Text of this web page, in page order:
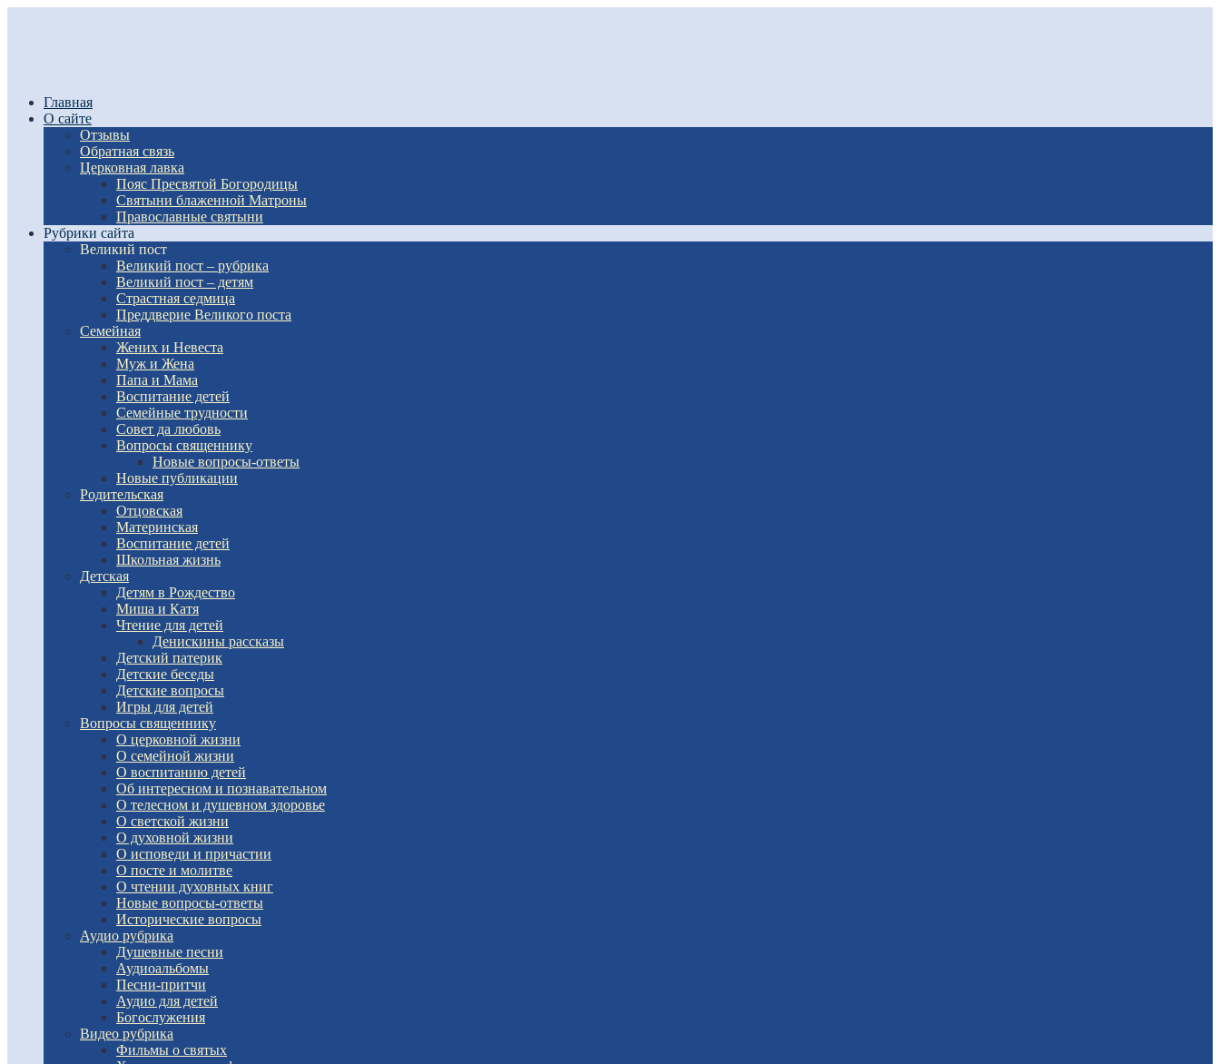
Главная
О сайте
Отзывы
Обратная связь
Церковная лавка
Пояс Пресвятой Богородицы
Святыни блаженной Матроны
Православные святыни
Рубрики сайта
Великий пост
Великий пост – рубрика
Великий пост – детям
Страстная седмица
Преддверие Великого поста
Семейная
Жених и Невеста
Муж и Жена
Папа и Мама
Воспитание детей
Семейные трудности
Совет да любовь
Вопросы священнику
Новые вопросы-ответы
Новые публикации
Родительская
Отцовская
Материнская
Воспитание детей
Школьная жизнь
Детская
Детям в Рождество
Миша и Катя
Чтение для детей
Денискины рассказы
Детский патерик
Детские беседы
Детские вопросы
Игры для детей
Вопросы священнику
О церковной жизни
О семейной жизни
О воспитанию детей
Об интересном и познавательном
О телесном и душевном здоровье
О светской жизни
О духовной жизни
О исповеди и причастии
О посте и молитве
О чтении духовных книг
Новые вопросы-ответы
Исторические вопросы
Аудио рубрика
Душевные песни
Аудиоальбомы
Песни-притчи
Аудио для детей
Богослужения
Видео рубрика
Фильмы о святых